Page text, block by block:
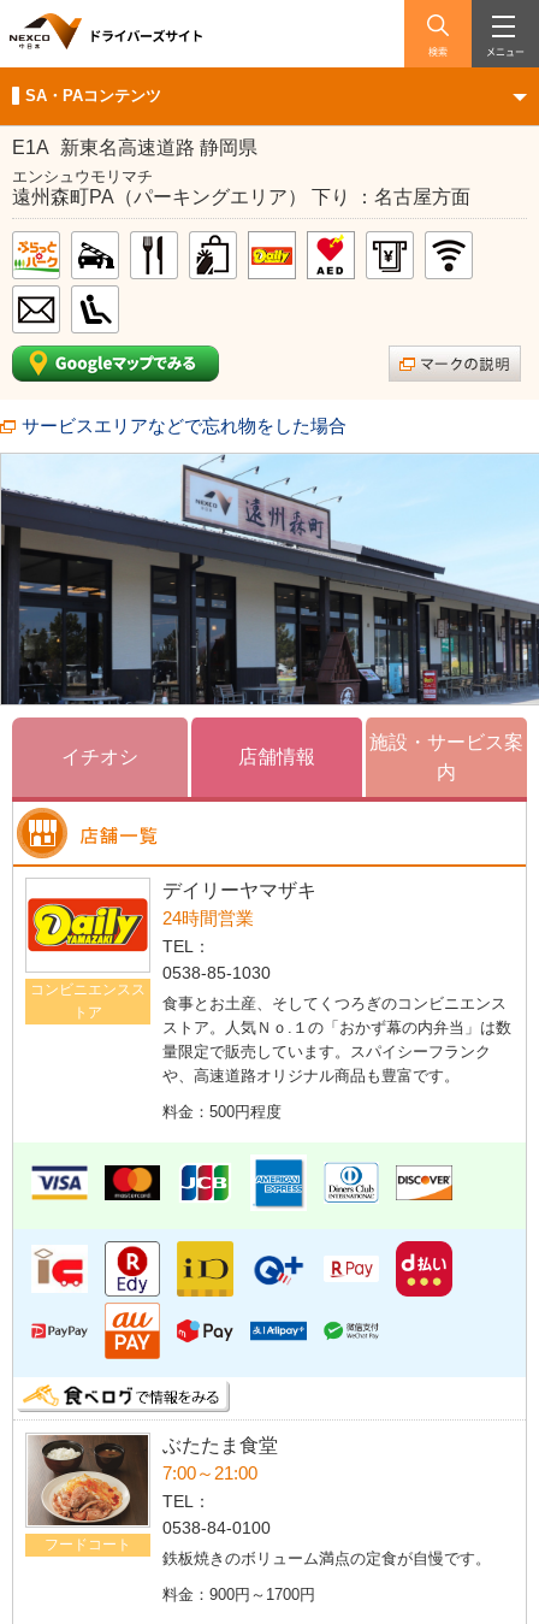
検索 メニュー
SA・PAコンテンツ
E1A 新東名高速道路 静岡県
エンシュウモリマチ
遠州森町PA（パーキングエリア） 下り ：名古屋方面
サービスエリアなどで忘れ物をした場合
イチオシ 店舗情報
施設・サービス案
内
コンビニエンスス
トア
デイリーヤマザキ
24時間営業
TEL：
0538-85-1030
食事とお土産、そしてくつろぎのコンビニエンス
ストア。人気Ｎｏ.１の「おかず幕の内弁当」は数
量限定で販売しています。スパイシーフランク
や、高速道路オリジナル商品も豊富です。
料金：500円程度
フードコート
ぶたたま食堂
7:00～21:00
TEL：
0538-84-0100
鉄板焼きのボリューム満点の定食が自慢です。
料金：900円～1700円